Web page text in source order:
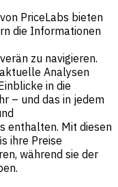
PriceLabs bieten
die Informationen
zu navigieren.
Analysen
in die
– und das in jedem
enthalten. Mit diesen
ihre Preise
während sie der